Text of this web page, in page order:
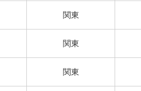
関東
関東
関東